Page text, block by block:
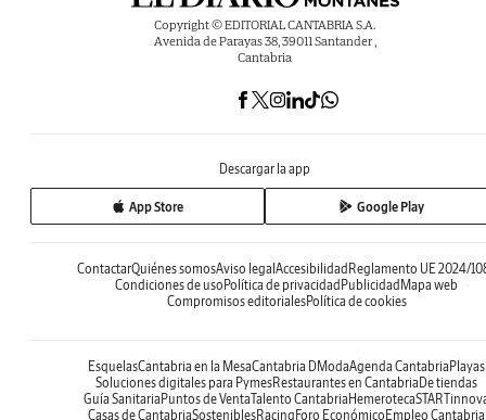
Copyright © EDITORIAL CANTABRIA S.A.
Avenida de Parayas 38, 39011 Santander ,
Cantabria
Descargar la app
App Store Google Play
ContactarQuiénes somosAviso legal Accesibilidad Reglamento UE 2024/
Condiciones de uso Política de privacidad Publicidad Mapa web
Compromisos editorialesPolítica de cookies
EsquelasCantabria en la MesaCantabria DModaAgenda Cantabria Playas
Soluciones digitales para PymesRestaurantes en Cantabria De tiendas
Guía Sanitaria Puntos de VentaTalento Cantabria Hemeroteca
Casas de CantabriaSosteniblesRacing Foro Económico Empleo Cantabria